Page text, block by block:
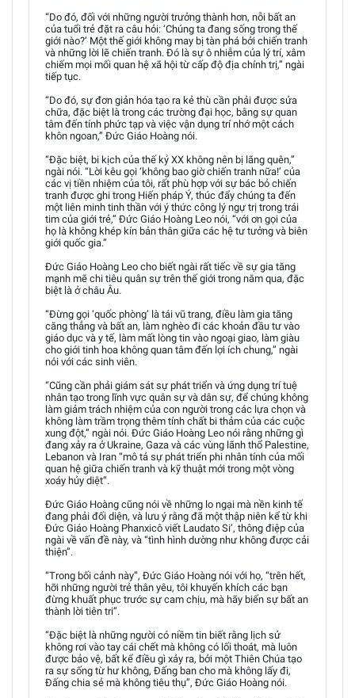
“Do đó, đối với những người trưởng thành hơn, nỗi bất an
của tuổi trẻ đặt ra câu hỏi: ‘Chúng ta đang sống trong thế
giới nào?’ Một thế giới không may bị tàn phá bởi chiến tranh
và những lời lẽ chiến tranh. Đó là sự ô nhiễm của lý trí, xâm
chiếm mọi mối quan hệ xã hội từ cấp độ địa chính trị,” ngài
tiếp tục.
“Do đó, sự đơn giản hóa tạo ra kẻ thù cần phải được sửa
chữa, đặc biệt là trong các trường đại học, bằng sự quan
tâm đến tính phức tạp và việc vận dụng trí nhớ một cách
khôn ngoan,” Đức Giáo Hoàng nói.
“Đặc biệt, bi kịch của thế kỷ XX không nên bị lãng quên,”
ngài nói. “Lời kêu gọi ‘không bao giờ chiến tranh nữa!’ của
các vị tiền nhiệm của tôi, rất phù hợp với sự bác bỏ chiến
tranh được ghi trong Hiến pháp Ý, thúc đẩy chúng ta đến
một liên minh tinh thần với ý thức công lý ngự trị trong trái
tim của giới trẻ,” Đức Giáo Hoàng Leo nói, “với ơn gọi của
họ là không khép kín bản thân giữa các hệ tư tưởng và biên
giới quốc gia.”
Đức Giáo Hoàng Leo cho biết ngài rất tiếc về sự gia tăng
mạnh mẽ chi tiêu quân sự trên thế giới trong năm qua, đặc
biệt là ở châu Âu.
“Đừng gọi ‘quốc phòng’ là tái vũ trang, điều làm gia tăng
căng thẳng và bất an, làm nghèo đi các khoản đầu tư vào
giáo dục và y tế, làm mất lòng tin vào ngoại giao, làm giàu
cho giới tinh hoa không quan tâm đến lợi ích chung,” ngài
nói với các sinh viên.
“Cũng cần phải giám sát sự phát triển và ứng dụng trí tuệ
nhân tạo trong lĩnh vực quân sự và dân sự, để chúng không
làm giảm trách nhiệm của con người trong các lựa chọn và
không làm trầm trọng thêm tính chất bi thảm của các cuộc
xung đột,” ngài nói. Đức Giáo Hoàng Leo nói rằng những gì
đang xảy ra ở Ukraine, Gaza và các vùng lãnh thổ Palestine,
Lebanon và Iran “mô tả sự phát triển phi nhân tính của mối
quan hệ giữa chiến tranh và kỹ thuật mới trong một vòng
xoáy hủy diệt”.
Đức Giáo Hoàng cũng nói về những lo ngại mà nền kinh tế
đang phải đối diện, và lưu ý rằng đã một thập niên kể từ khi
Đức Giáo Hoàng Phanxicô viết Laudato Si’, thông điệp của
ngài về vấn đề này, và “tình hình dường như không được cải
thiện”.
“Trong bối cảnh này”, Đức Giáo Hoàng nói với họ, “trên hết,
hỡi những người trẻ thân yêu, tôi khuyến khích các bạn
đừng khuất phục trước sự cam chịu, mà hãy biến sự bất an
thành lời tiên tri”.
“Đặc biệt là những người có niềm tin biết rằng lịch sử
không rơi vào tay cái chết mà không có lối thoát, mà luôn
được bảo vệ, bất kể điều gì xảy ra, bởi một Thiên Chúa tạo
ra sự sống từ hư không, Đấng ban cho mà không lấy đi,
Đấng chia sẻ mà không tiêu thụ”, Đức Giáo Hoàng nói.